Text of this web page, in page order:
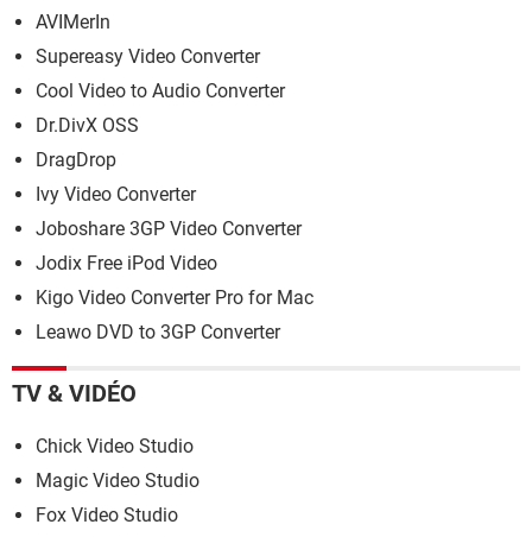
AVIMerIn
Supereasy Video Converter
Cool Video to Audio Converter
Dr.DivX OSS
DragDrop
Ivy Video Converter
Joboshare 3GP Video Converter
Jodix Free iPod Video
Kigo Video Converter Pro for Mac
Leawo DVD to 3GP Converter
TV & VIDÉO
Chick Video Studio
Magic Video Studio
Fox Video Studio